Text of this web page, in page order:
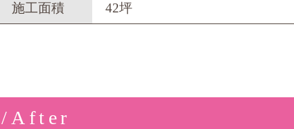
施工面積 42坪
After